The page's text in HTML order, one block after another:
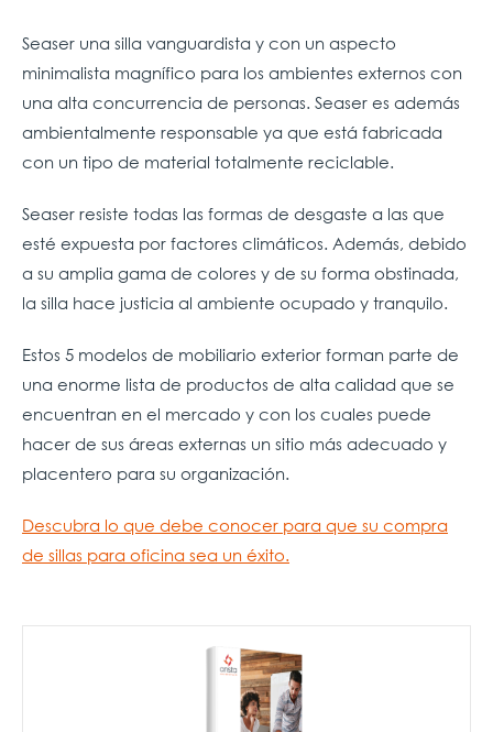
Seaser una silla vanguardista y con un aspecto
minimalista magnífico para los ambientes externos con
una alta concurrencia de personas. Seaser es además
ambientalmente responsable ya que está fabricada
con un tipo de material totalmente reciclable.
Seaser resiste todas las formas de desgaste a las que
esté expuesta por factores climáticos. Además, debido
a su amplia gama de colores y de su forma obstinada,
la silla hace justicia al ambiente ocupado y tranquilo.
Estos 5 modelos de mobiliario exterior forman parte de
una enorme lista de productos de alta calidad que se
encuentran en el mercado y con los cuales puede
hacer de sus áreas externas un sitio más adecuado y
placentero para su organización.
Descubra lo que debe conocer para que su compra
de sillas para oficina sea un éxito.